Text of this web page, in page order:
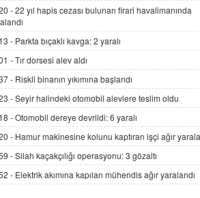
ADEM AKÖL
Şamar: Sednaya
11.12.2024 12:30
DR. EKREM ASLAN
Gerçek Ne, Algı Ne? "Beraber
Yürüyoruz" Cümlesinin Peşinden
19.07.2025 12:45
GÖNÜL MENEKŞE
Şifacının Yolu
04.11.2025 12:56
-22 yıl hapis cezası bulunan firari havalimanında
- Parkta bıçaklı kavga: 2 yaralı
-Tır dorsesi alev aldı
- Riskli binanın yıkımına başlandı
-Seyir halindeki otomobil alevlere teslim oldu
-Otomobil dereye devrildi: 6 yaralı
- Hamur makinesine kolunu kaptıran işçi ağır
-Silah kaçakçılığı operasyonu: 3 gözaltı
- Elektrik akımına kapılan mühendis ağır yaralandı